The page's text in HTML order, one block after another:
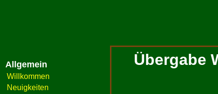
Allgemein
Willkommen
Neuigkeiten
Übergabe